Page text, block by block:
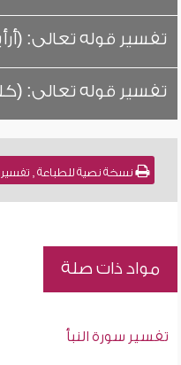
تفسير قوله تعالى:
تفسير قوله تعالى:
نسخة نصية للطباعة ,
مواد ذات صلة
تفسير سورة النبأ